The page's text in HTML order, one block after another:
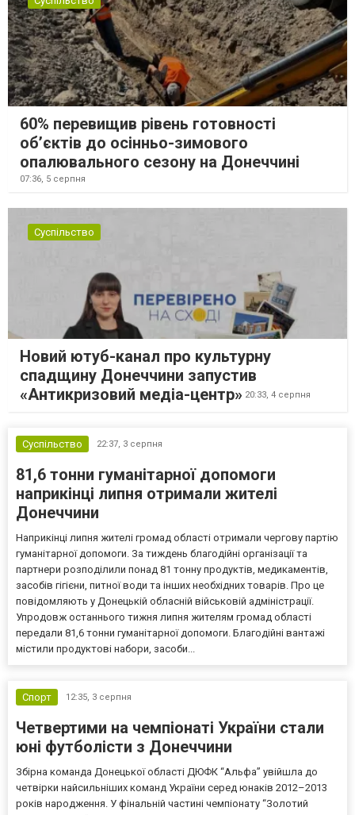
60% перевищив рівень готовності
об’єктів до осінньо-зимового
опалювального сезону на Донеччині
07:36, 5 серпня
Суспільство
Новий ютуб-канал про культурну
спадщину Донеччини запустив
«Антикризовий медіа-центр» 20:33, 4 серпня
Суспільство 22:37, 3 серпня
81,6 тонни гуманітарної допомоги
наприкінці липня отримали жителі
Донеччини
Наприкінці липня жителі громад області отримали чергову партію
гуманітарної допомоги. За тиждень благодійні організації та
партнери розподілили понад 81 тонну продуктів, медикаментів,
засобів гігієни, питної води та інших необхідних товарів. Про це
повідомляють у Донецькій обласній військовій адміністрації.
Упродовж останнього тижня липня жителям громад області
передали 81,6 тонни гуманітарної допомоги. Благодійні вантажі
містили продуктові набори, засоби...
Спорт 12:35, 3 серпня
Четвертими на чемпіонаті України стали
юні футболісти з Донеччини
Збірна команда Донецької області ДЮФК “Альфа” увійшла до
четвірки найсильніших команд України серед юнаків 2012–2013
років народження. У фінальній частині чемпіонату “Золотий